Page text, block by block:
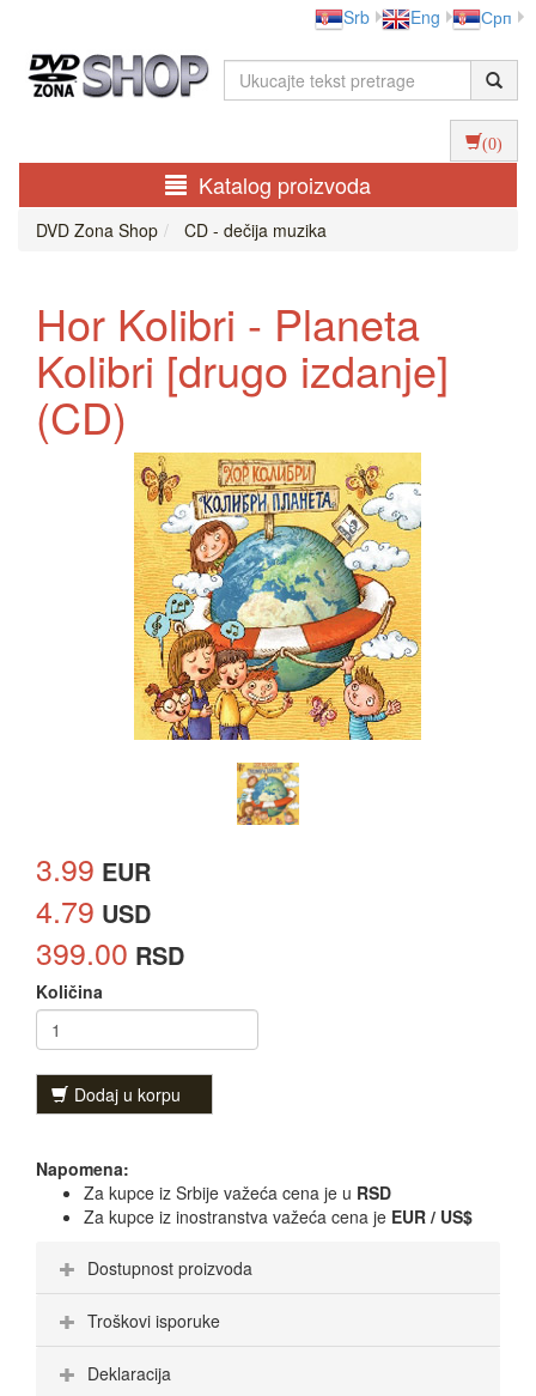
Srb Eng Срп
(0)
Katalog proizvoda
DVD Zona Shop CD - dečija muzika
Hor Kolibri - Planeta
Kolibri [drugo izdanje]
(CD)
3.99 EUR
4.79 USD
399.00 RSD
Količina
Dodaj u korpu
Napomena:
Za kupce iz Srbije važeća cena je u RSD
Za kupce iz inostranstva važeća cena je EUR / US$
Dostupnost proizvoda
Troškovi isporuke
Deklaracija